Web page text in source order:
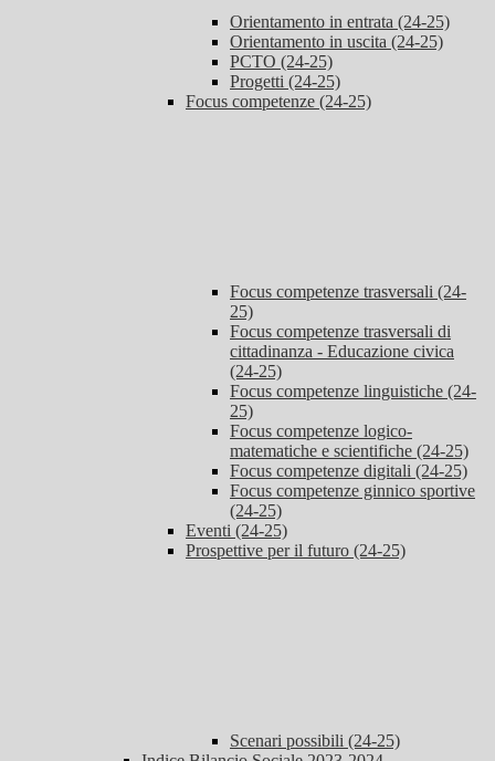
Orientamento in entrata (24-25)
Orientamento in uscita (24-25)
PCTO (24-25)
Progetti (24-25)
Focus competenze (24-25)
Focus competenze trasversali (24-
25)
Focus competenze trasversali di
cittadinanza - Educazione civica
(24-25)
Focus competenze linguistiche (24-
25)
Focus competenze logico-
matematiche e scientifiche (24-25)
Focus competenze digitali (24-25)
Focus competenze ginnico sportive
(24-25)
Eventi (24-25)
Prospettive per il futuro (24-25)
Scenari possibili (24-25)